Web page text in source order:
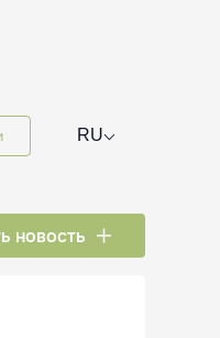
RU⌵
новость